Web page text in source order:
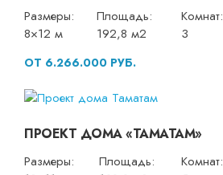
Размеры:
8×12 м
Площадь:
192,8 м2
Комнат:
3
ОТ 6.266.000 РУБ.
ПРОЕКТ ДОМА «ТАМАТАМ»
Размеры:
Площадь:
Комнат: